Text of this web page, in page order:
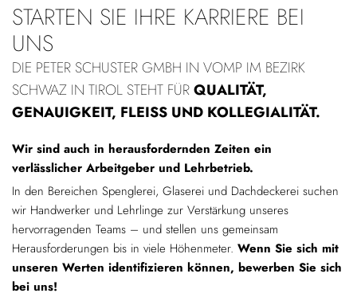
STARTEN SIE IHRE KARRIERE BEI
UNS
DIE PETER SCHUSTER GMBH IN VOMP IM BEZIRK
SCHWAZ IN TIROL STEHT FÜRQUALITÄT,
GENAUIGKEIT, FLEISS UND KOLLEGIALITÄT.
Wir sind auch in herausfordernden Zeiten ein
verlässlicher Arbeitgeber und Lehrbetrieb.
In den Bereichen Spenglerei, Glaserei und Dachdeckerei suchen
wir Handwerker und Lehrlinge zur Verstärkung unseres
hervorragenden Teams – und stellen uns gemeinsam
Herausforderungen bis in viele Höhenmeter. Wenn Sie sich mit
unseren Werten identifizieren können, bewerben Sie sich
bei uns!